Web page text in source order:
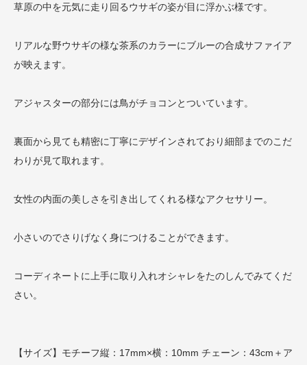
草原の中を元気に走り回るウサギの姿が目に浮かぶ様です。
リアルな野ウサギの様な茶系のカラーにブルーの合成サファイア
が映えます。
アジャスターの部分には鳥がチョコンとついています。
裏面から見ても精密に丁寧にデザインされており細部までのこだ
わりが見て取れます。
女性の内面の美しさを引き出してくれる様なアクセサリー。
小さいのでさりげなく身につけることができます。
コーディネートに上手に取り入れオシャレをたのしんでみてくだ
さい。
【サイズ】モチーフ縦：17mm×横：10mm チェーン：43cm＋ア